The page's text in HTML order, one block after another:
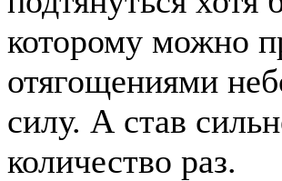
которому можно
отягощениями
силу. А став
количество раз.